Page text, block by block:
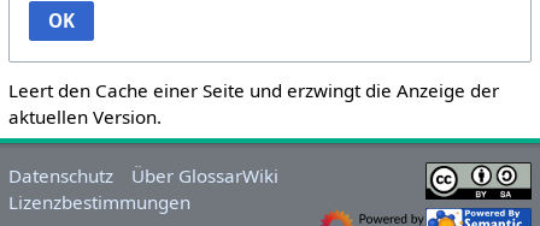
OK
Leert den Cache einer Seite und erzwingt die Anzeige der
aktuellen Version.
Datenschutz
Über GlossarWiki
Lizenzbestimmungen